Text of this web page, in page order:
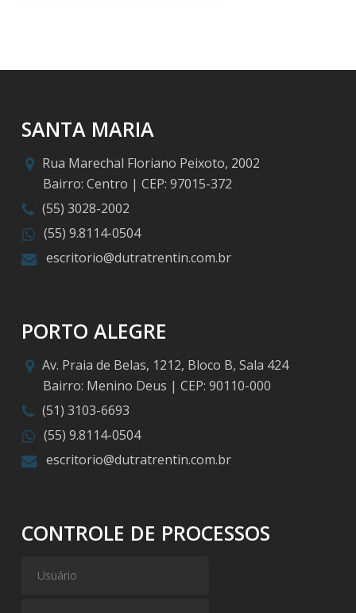
SANTA MARIA
Rua Marechal Floriano Peixoto, 2002
Bairro: Centro | CEP: 97015-372
(55) 3028-2002
(55) 9.8114-0504
escritorio@dutratrentin.com.br
PORTO ALEGRE
Av. Praia de Belas, 1212, Bloco B, Sala 424
Bairro: Menino Deus | CEP: 90110-000
(51) 3103-6693
(55) 9.8114-0504
escritorio@dutratrentin.com.br
CONTROLE DE PROCESSOS